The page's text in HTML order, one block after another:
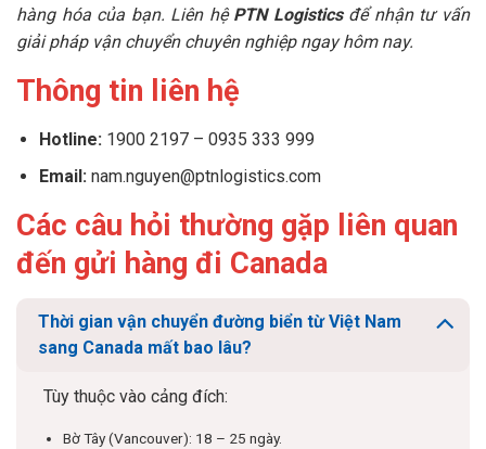
hàng hóa của bạn. Liên hệ PTN Logisticsđể nhận tư vấn
giải pháp vận chuyển chuyên nghiệp ngay hôm nay.
Thông tin liên hệ
Hotline:1900 2197 – 0935 333 999
Email: nam.nguyen@ptnlogistics.com
Các câu hỏi thường gặp liên quan
đến gửi hàng đi Canada
Thời gian vận chuyển đường biển từ Việt Nam
sang Canada mất bao lâu?
Tùy thuộc vào cảng đích:
Bờ Tây (Vancouver): 18 – 25 ngày.